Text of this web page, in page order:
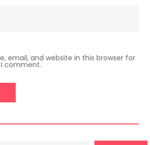
email, and website in this browser for
comment.